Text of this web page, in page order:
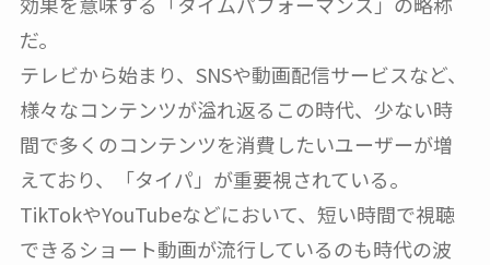
だ。
テレビから始まり、SNSや動画配信サービスなど、
様々なコンテンツが溢れ返るこの時代、少ない時
間で多くのコンテンツを消費したいユーザーが増
えており、「タイパ」が重要視されている。
TikTokやYouTubeなどにおいて、短い時間で視聴
できるショート動画が流行しているのも時代の波